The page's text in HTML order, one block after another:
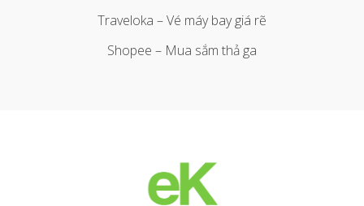
Traveloka – Vé máy bay giá rẽ
Shopee – Mua sắm thả ga